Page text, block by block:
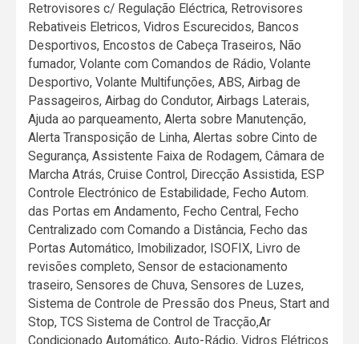
Retrovisores c/ Regulação Eléctrica, Retrovisores
Rebativeis Eletricos, Vidros Escurecidos, Bancos
Desportivos, Encostos de Cabeça Traseiros, Não
fumador, Volante com Comandos de Rádio, Volante
Desportivo, Volante Multifunções, ABS, Airbag de
Passageiros, Airbag do Condutor, Airbags Laterais,
Ajuda ao parqueamento, Alerta sobre Manutenção,
Alerta Transposição de Linha, Alertas sobre Cinto de
Segurança, Assistente Faixa de Rodagem, Câmara de
Marcha Atrás, Cruise Control, Direcção Assistida, ESP
Controle Electrónico de Estabilidade, Fecho Autom.
das Portas em Andamento, Fecho Central, Fecho
Centralizado com Comando a Distância, Fecho das
Portas Automático, Imobilizador, ISOFIX, Livro de
revisões completo, Sensor de estacionamento
traseiro, Sensores de Chuva, Sensores de Luzes,
Sistema de Controle de Pressão dos Pneus, Start and
Stop, TCS Sistema de Control de Tracção,Ar
Condicionado Automático, Auto-Rádio, Vidros Elétricos